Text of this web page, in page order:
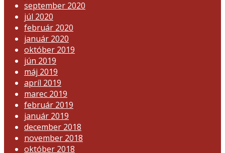
september 2020
júl 2020
február 2020
január 2020
október 2019
jún 2019
máj 2019
apríl 2019
marec 2019
február 2019
január 2019
december 2018
november 2018
október 2018